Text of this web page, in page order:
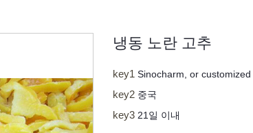
냉동 노란 고추
key1 Sinocharm, or
key2 중국
key3 21일 이내